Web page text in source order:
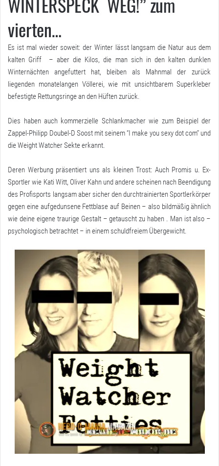
vierten…
Es ist mal wieder soweit: der Winter lässt langsam die Natur aus dem
kalten Griff – aber die Kilos, die man sich in den kalten dunklen
Winternächten angefuttert hat, bleiben als Mahnmal der zurück
liegenden monatelangen Völlerei, wie mit unsichtbarem Superkleber
befestigte Rettungsringe an den Hüften zurück.
Dies haben auch kommerzielle Schlankmacher wie zum Beispiel der
Zappel-Philipp Doubel-D Soost mit seinem “I make you sexy dot com” und
die Weight Watcher Sekte erkannt.
Deren Werbung präsentiert uns als kleinen Trost: Auch Promis u. Ex-
Sportler wie Kati Witt, Oliver Kahn und andere scheinen nach Beendigung
des Profisports langsam aber sicher den durchtrainierten Sportlerkörper
gegen eine aufgedunsene Fettblase auf Beinen – also bildmäßig ähnlich
wie deine eigene traurige Gestalt – getauscht zu haben . Man ist also –
psychologisch betrachtet – in einem schuldfreiem Übergewicht.